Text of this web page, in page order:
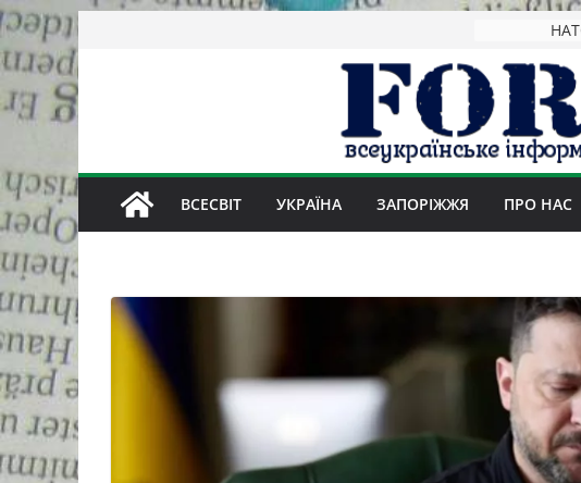
Skip
content
ВСЕСВІТ УКРАЇНА ЗАПОРІЖЖЯ ПРО НАС